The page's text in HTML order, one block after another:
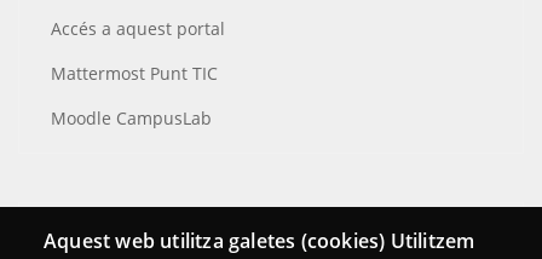
Accés a aquest portal
Mattermost Punt TIC
Moodle CampusLab
Connecta
Aquest web utilitza galetes (cookies) Utilitzem